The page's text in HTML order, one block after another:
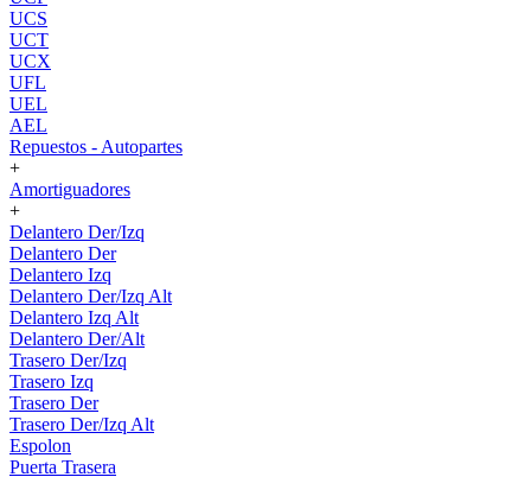
UCS
UCT
UCX
UFL
UEL
AEL
Repuestos - Autopartes
+
Amortiguadores
+
Delantero Der/Izq
Delantero Der
Delantero Izq
Delantero Der/Izq Alt
Delantero Izq Alt
Delantero Der/Alt
Trasero Der/Izq
Trasero Izq
Trasero Der
Trasero Der/Izq Alt
Espolon
Puerta Trasera